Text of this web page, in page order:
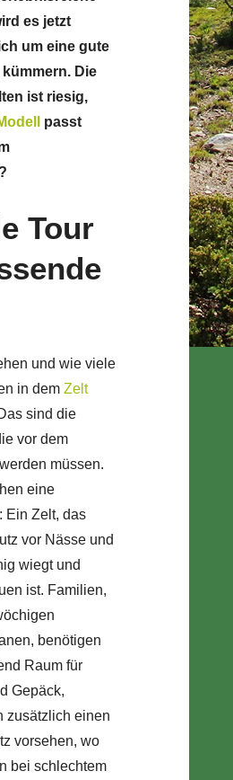
es jetzt
um eine gute
Die
ist riesig,
passt
Tour
und wie viele
in dem Zelt
sind die
vor dem
müssen.
eine
Ein Zelt, das
vor Nässe und
wiegt und
ist. Familien,
benötigen
Raum für
Gepäck,
zusätzlich einen
vorsehen, wo
bei schlechtem